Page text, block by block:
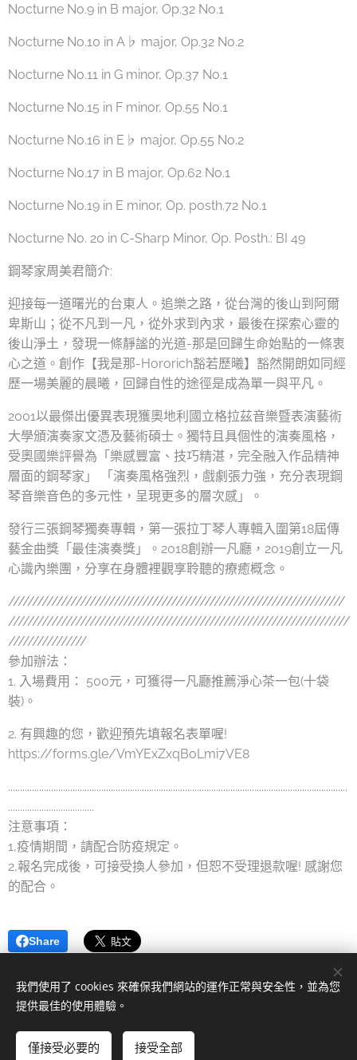
Nocturne No.9 in B major, Op.32 No.1
Nocturne No.10 in A♭ major, Op.32 No.2
Nocturne No.11 in G minor, Op.37 No.1
Nocturne No.15 in F minor, Op.55 No.1
Nocturne No.16 in E♭ major, Op.55 No.2
Nocturne No.17 in B major, Op.62 No.1
Nocturne No.19 in E minor, Op. posth.72 No.1
Nocturne No. 20 in C-Sharp Minor, Op. Posth.: BI 49
鋼琴家周美君簡介:
迎接每一道曙光的台東人。追樂之路，從台灣的後山到阿爾
卑斯山；從不凡到一凡，從外求到內求，最後在探索心靈的
後山淨土，發現一條靜謐的光道-那是回歸生命始點的一條衷
心之道。創作【我是那-Hororich豁若歷曦】豁然開朗如同經
歷一場美麗的晨曦，回歸自性的途徑是成為單一與平凡。
2001以最傑出優異表現獲奧地利國立格拉茲音樂暨表演藝術
大學頒演奏家文憑及藝術碩士。獨特且具個性的演奏風格，
受奧國樂評譽為「樂感豐富、技巧精湛，完全融入作品精神
層面的鋼琴家」 「演奏風格強烈，戲劇張力強，充分表現鋼
琴音樂音色的多元性，呈現更多的層次感」。
發行三張鋼琴獨奏專輯，第一張拉丁琴人專輯入圍第18屆傳
藝金曲獎「最佳演奏獎」。2018創辦一凡廳，2019創立一凡
心識內樂團，分享在身體裡觀享聆聽的療癒概念。
//////////////////////////////////////////////////////////////////////
///////////////////////////////////////////////////////////////////////
////////////////
參加辦法：
1. 入場費用： 500元，可獲得一凡廳推薦淨心茶一包(十袋
裝)。
2. 有興趣的您，歡迎預先填報名表單喔!
https://forms.gle/VmYExZxqBoLmi7VE8
..............................................................................................................................................
....................................
注意事項：
1,疫情期間，請配合防疫規定。
2,報名完成後，可接受換人參加，但恕不受理退款喔! 感謝您
的配合。
Share
由Webnode提供技術支援
我們使用了 cookies 來確保我們網站的運作正常與安全性，並為您
提供最佳的使用體驗。
僅接受必要的 接受全部